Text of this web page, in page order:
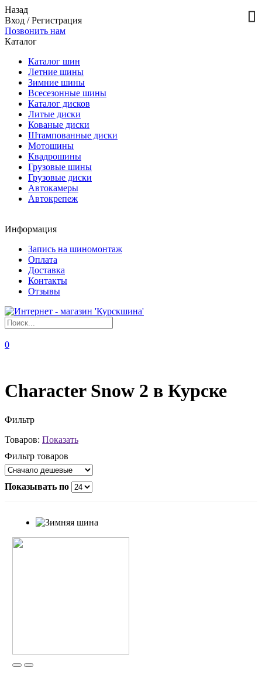
Назад
Вход /Регистрация
Позвонить нам
Каталог
Каталог шин
Летние шины
Зимние шины
Всесезонные шины
Каталог дисков
Литые диски
Кованые диски
Штампованные диски
Мотошины
Квадрошины
Грузовые шины
Грузовые диски
Автокамеры
Автокрепеж
Информация
Запись на шиномонтаж
Оплата
Доставка
Контакты
Отзывы
0
Character Snow 2 в Курске
Фильтр
Товаров: Показать
Фильтр товаров
Показывать по